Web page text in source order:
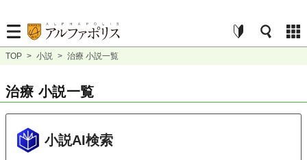
TOP > 小説 > 治療 小説一覧
治療 小説一覧
小説AI検索